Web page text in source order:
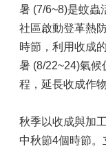
暑 (7/6~8)是蚊蟲
社區啟動登革熱
時節，利用收成
暑 (8/22~24)氣
程，延長收成作
秋季以收成與加
中秋節4個時節